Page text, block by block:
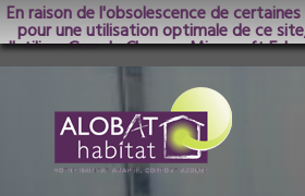
En raison de l'obsolescence de
pour une utilisation optimale de ce
d'utiliser Google Chrome; Microsoft
dans les versions les plus